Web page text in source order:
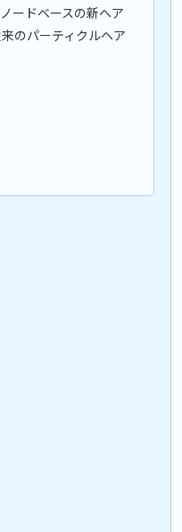
ードベースの新ヘア
のパーティクルヘア